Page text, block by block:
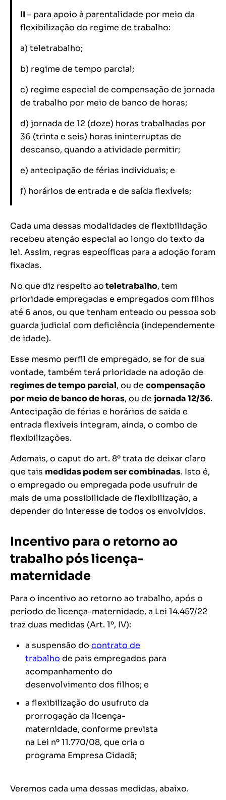
II – para apoio à parentalidade por meio da
flexibilização do regime de trabalho:
a) teletrabalho;
b) regime de tempo parcial;
c) regime especial de compensação de jornada
de trabalho por meio de banco de horas;
d) jornada de 12 (doze) horas trabalhadas por
36 (trinta e seis) horas ininterruptas de
descanso, quando a atividade permitir;
e) antecipação de férias individuais; e
f) horários de entrada e de saída flexíveis;
Cada uma dessas modalidades de flexibilidação
recebeu atenção especial ao longo do texto da
lei. Assim, regras específicas para a adoção foram
fixadas.
No que diz respeito aoteletrabalho, tem
prioridade empregadas e empregados com filhos
até 6 anos, ou que tenham enteado ou pessoa sob
guarda judicial com deficiência (independemente
de idade).
Esse mesmo perfil de empregado, se for de sua
vontade, também terá prioridade na adoção de
regimes de tempo parcial, ou de compensação
por meio de banco de horas, ou de jornada 12/36.
Antecipação de férias e horários de saída e
entrada flexíveis integram, ainda, o combo de
flexibilizações.
Ademais, o caput do art. 8º trata de deixar claro
que tais medidas podem ser combinadas. Isto é,
o empregado ou empregada pode usufruir de
mais de uma possibilidade de flexibilização, a
depender do interesse de todos os envolvidos.
Incentivo para o retorno ao
trabalho pós licença-
maternidade
Para o incentivo ao retorno ao trabalho, após o
período de licença-maternidade, a Lei 14.457/22
traz duas medidas (Art. 1º, IV):
a suspensão do contrato de
trabalho de pais empregados para
acompanhamento do
desenvolvimento dos filhos; e
a flexibilização do usufruto da
prorrogação da licença-
maternidade, conforme prevista
na Lei nº 11.770/08, que cria o
programa Empresa Cidadã;
Veremos cada uma dessas medidas, abaixo.